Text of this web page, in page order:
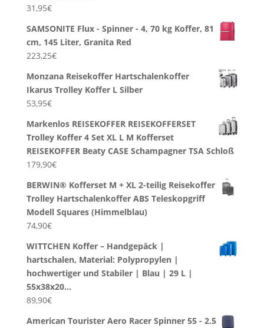
31,95€
SAMSONITE Flux - Spinner - 4, 70 kg Koffer, 81
cm, 145 Liter, Granita Red
223,25€
Monzana Reisekoffer Hartschalenkoffer
Ikarus Trolley Koffer L Silber
53,95€
Markenlos REISEKOFFER REISEKOFFERSET
Trolley Koffer 4 Set XL L M Kofferset
REISEKOFFER Beaty CASE Schampagner TSA Schloß
179,90€
BERWIN® Kofferset M + XL 2-teilig Reisekoffer
Trolley Hartschalenkoffer ABS Teleskopgriff
Modell Squares (Himmelblau)
74,90€
WITTCHEN Koffer – Handgepäck |
hartschalen, Material: Polypropylen |
hochwertiger und Stabiler | Blau | 29 L |
55x38x20…
89,90€
American Tourister Aero Racer Spinner 55 - 2.5